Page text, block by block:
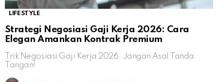
LIFESTYLE
Strategi Negosiasi Gaji Kerja 2026: Cara
Elegan Amankan Kontrak Premium
Trik Negosiasi Gaji Kerja 2026: Jangan Asal Tanda
Tangan!